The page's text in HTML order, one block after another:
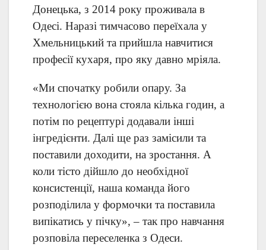
Донецька, з 2014 року проживала в
Одесі. Наразі тимчасово переїхала у
Хмельницький та прийшла навчитися
професії кухаря, про яку давно мріяла.
«Ми спочатку робили опару. За
технологією вона стояла кілька годин, а
потім по рецептурі додавали інші
інгредієнти. Далі ще раз замісили та
поставили доходити, на зростання. А
коли тісто дійшло до необхідної
консистенції, наша команда його
розподілила у формочки та поставила
випікатись у пічку», – так про навчання
розповіла переселенка з Одеси.